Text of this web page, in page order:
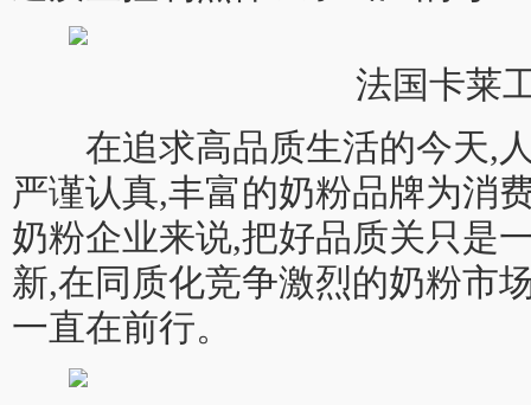
法国卡莱
在追求高品质生活的今天,人
严谨认真,丰富的奶粉品牌为消
奶粉企业来说,把好品质关只是
新,在同质化竞争激烈的奶粉市
一直在前行。